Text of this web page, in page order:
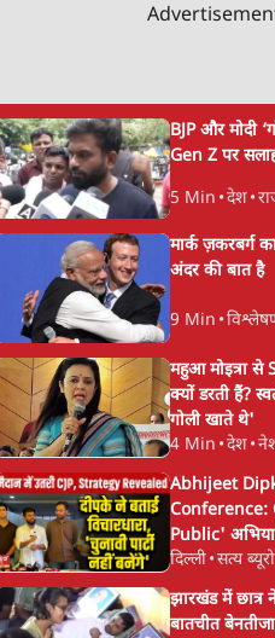
BJP और मोदी
Gen Z पर
5 Min •देश•
मार्क ज़करबर्ग
अंदर की बात है
9 Min •
महुआ मोइत्रा से
क्यों डरती हैं?
गोली खाते थे'
4 Min •देश•
Abhijeet
Conference:
Public'
CJP!
दिल्ली•सत्य ब्यूरो
झारखंड में
बातचीत